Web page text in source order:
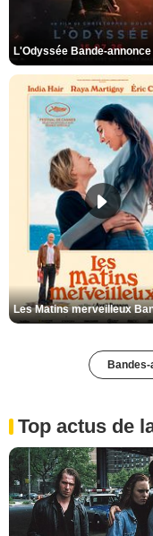
Top actus de